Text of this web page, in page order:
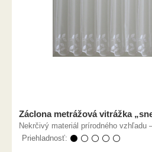
Záclona metrážová vitrážka
Nekrčivý materiál prírodného vzhľadu
Priehladnosť: ⚫ ⚪ ⚪ ⚪ ⚪